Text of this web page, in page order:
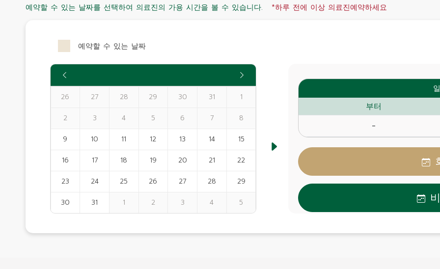
예약할 수 있는 날짜를 선택하여 의료진의 가용 시간을 볼 수 있습니다. *하루 전에 이상 의료진예약하세요
예약할 수 있는 날짜
26 27 28 29 30 31 1
2 3 4 5 6 7 8
9 10 11 12 13 14 15
16 17 18 19 20 21 22
23 24 25 26 27 28 29
30 31 1 2 3 4 5
부터
-